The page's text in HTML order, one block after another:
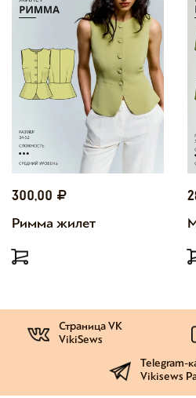
300,00
Римма жилет
Страница VK
VikiSews
Telegram-
Vikisews